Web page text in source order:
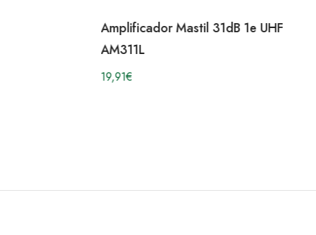
Amplificador Mastil 31dB 1e UHF
AM311L
19,91€